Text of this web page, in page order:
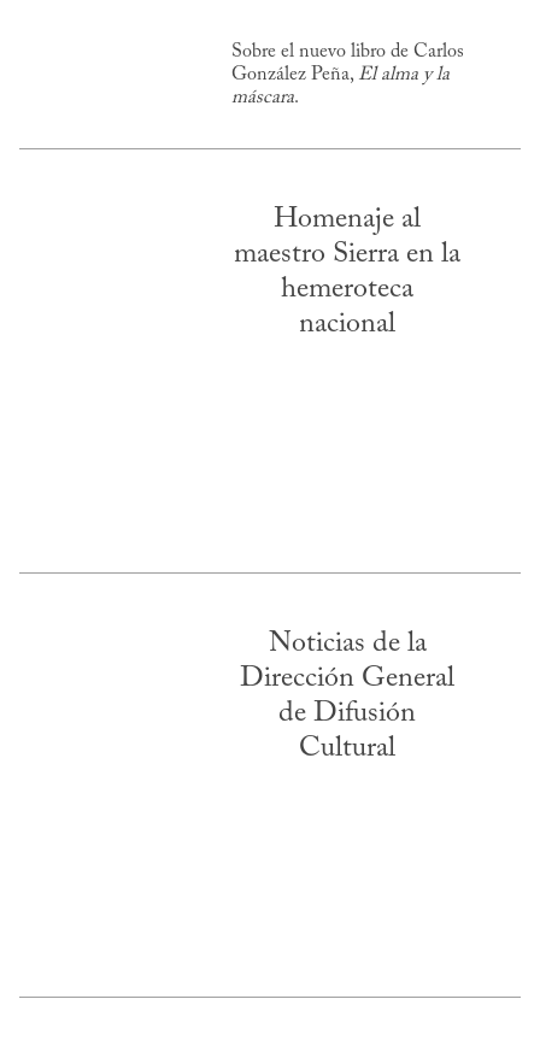
Sobre el nuevo libro de Carlos
González Peña, El alma y la
máscara.
Homenaje al
maestro Sierra en la
hemeroteca
nacional
Noticias de la
Dirección General
de Difusión
Cultural